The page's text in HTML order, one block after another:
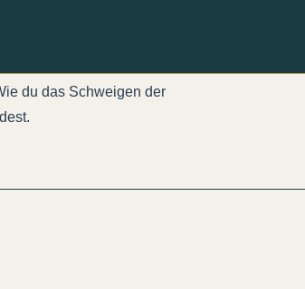
du das Schweigen der